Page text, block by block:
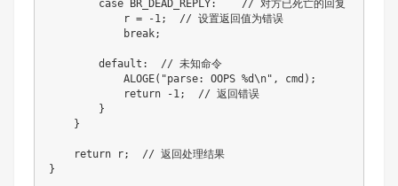
        case BR_DEAD_REPLY:    // 对方已死亡的回复
            r = -1;  // 设置返回值为错误
            break;
        default:  // 未知命令
            ALOGE("parse: OOPS %d\n", cmd);
            return -1;  // 返回错误
        }
    }
    return r;  // 返回处理结果
}